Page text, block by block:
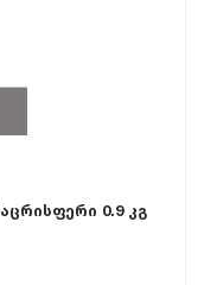
0.9 კგ